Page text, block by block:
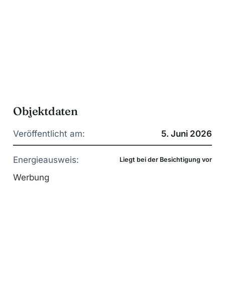
Objektdaten
Veröffentlicht am: 5. Juni 2026
Energieausweis: Liegt bei der Besichtigung vor
Werbung